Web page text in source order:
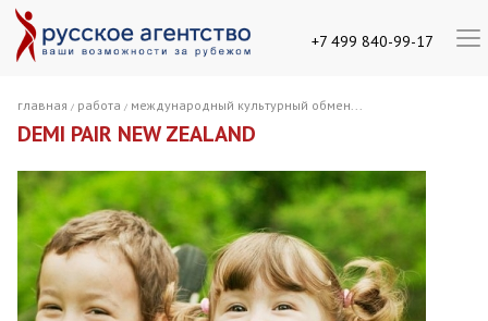
+7 499 840-99-17
главная / работа / международный культурный обмен...
DEMI PAIR NEW ZEALAND